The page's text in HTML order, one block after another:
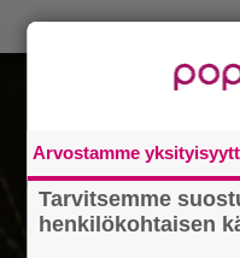
Arvostamme
Tarvitsemme
henkilökohtaisen